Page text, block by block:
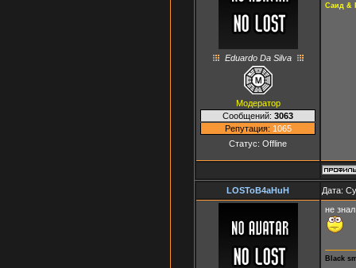
Eduardo Da Silva
Модератор
Сообщений: 3063
Репутация: 1065
Статус: Offline
Саид &
LOSToB4aHuH
Дата:
не
Black